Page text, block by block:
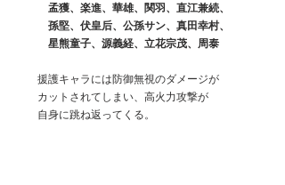
孟獲、楽進、華雄、関羽、直江兼続、
孫堅、伏皇后、公孫サン、真田幸村、
星熊童子、源義経、立花宗茂、周泰
援護キャラには防御無視のダメージが
カットされてしまい、高火力攻撃が
自身に跳ね返ってくる。